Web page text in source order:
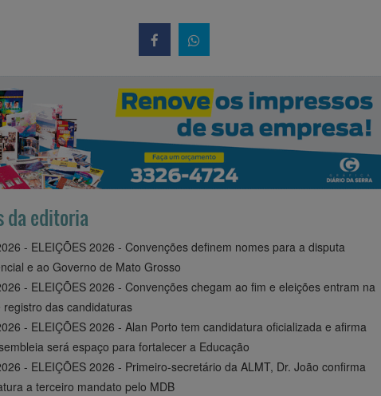
da editoria
- ELEIÇÕES 2026 - Convenções definem nomes para a disputa
e ao Governo de Mato Grosso
- ELEIÇÕES 2026 - Convenções chegam ao fim e eleições entram na
registro das candidaturas
- ELEIÇÕES 2026 - Alan Porto tem candidatura oficializada e afirma
será espaço para fortalecer a Educação
- ELEIÇÕES 2026 - Primeiro-secretário da ALMT, Dr. João confirma
a terceiro mandato pelo MDB